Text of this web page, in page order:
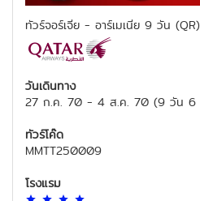
ทัวร์จอร์เจีย - อาร์เมเนีย 9 วัน
วันเดินทาง
27 ก.ค. 70 - 4 ส.ค. 70 (9 วัน 6
ทัวร์โค๊ด
MMTT250009
โรงแรม